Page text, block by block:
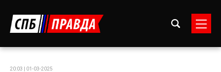
20:03 | 01-03-2025